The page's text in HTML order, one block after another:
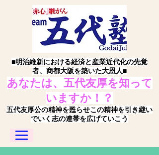
■明治維新における経済と産業近代化の先覚
者、商都大阪を築いた大恩人■
あなたは、五代友厚を知って
いますか！？
五代友厚公の精神を甦らせこの精神を引き継い
でいく志の連帯を広げていこう